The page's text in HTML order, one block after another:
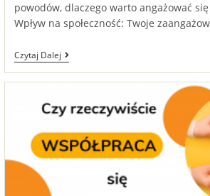
powodów, dlaczego warto angażować się
Wpływ na społeczność: Twoje
Czytaj DalejDlaczego
Warto
Angażować